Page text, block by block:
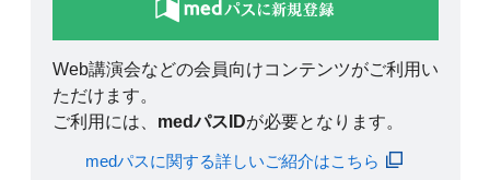
Web講演会などの会員向けコンテンツがご利用い
ただけます。
ご利用には、 medパスIDが必要となります。
medパスに関する詳しいご紹介はこちら